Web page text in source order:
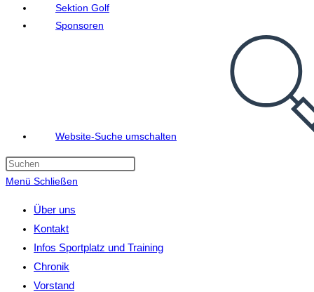
Sektion Golf
Sponsoren
Website-Suche umschalten
Menü Schließen
Über uns
Kontakt
Infos Sportplatz und Training
Chronik
Vorstand